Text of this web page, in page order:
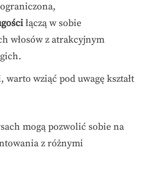
łączą w sobie
włosów z atrakcyjnym
warto wziąć pod uwagę kształt
mogą pozwolić sobie na
z różnymi